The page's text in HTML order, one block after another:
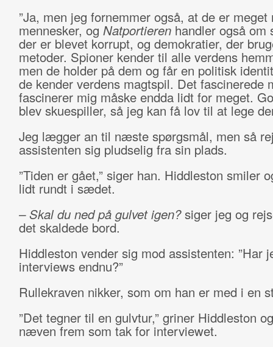
”Ja, men jeg fornemmer også, at de er meget
mennesker, og Natportierenhandler også om
der er blevet korrupt, og demokratier, der
metoder. Spioner kender til alle verdens
men de holder på dem og får en politisk
de kender verdens magtspil. Det fascinerede
fascinerer mig måske endda lidt for meget.
blev skuespiller, så jeg kan få lov til at lege
Jeg lægger an til næste spørgsmål, men så
assistenten sig pludselig fra sin plads.
”Tiden er gået,” siger han. Hiddleston smiler
lidt rundt i sædet.
– Skal du ned på gulvet igen?siger jeg og
det skaldede bord.
Hiddleston vender sig mod assistenten: ”Har
interviews endnu?”
Rullekraven nikker, som om han er med i en
”Det tegner til en gulvtur,” griner Hiddleston
næven frem som tak for interviewet.